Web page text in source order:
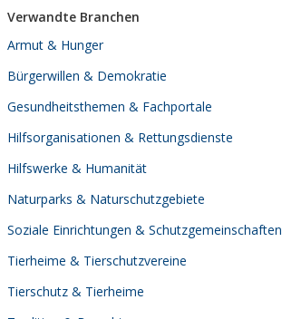
Verwandte Branchen
Armut & Hunger
Bürgerwillen & Demokratie
Gesundheitsthemen & Fachportale
Hilfsorganisationen & Rettungsdienste
Hilfswerke & Humanität
Naturparks & Naturschutzgebiete
Soziale Einrichtungen & Schutzgemeinschaften
Tierheime & Tierschutzvereine
Tierschutz & Tierheime